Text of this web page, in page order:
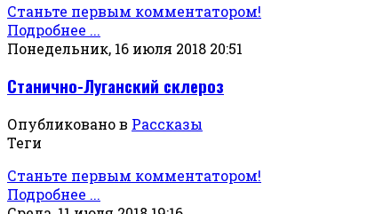
Станьте первым комментатором!
Подробнее ...
Понедельник, 16 июля 2018 20:51
Станично-Луганский склероз
Опубликовано в Рассказы
Теги
Станьте первым комментатором!
Подробнее ...